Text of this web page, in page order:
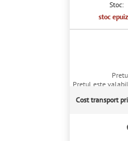
Stoc:
stoc
Pretul este
Cost transport